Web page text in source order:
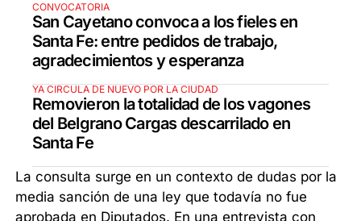
CONVOCATORIA
San Cayetano convoca a los fieles en
Santa Fe: entre pedidos de trabajo,
agradecimientos y esperanza
YA CIRCULA DE NUEVO POR LA CIUDAD
Removieron la totalidad de los vagones
del Belgrano Cargas descarrilado en
Santa Fe
La consulta surge en un contexto de dudas por la
media sanción de una ley que todavía no fue
aprobada en Diputados. En una entrevista con